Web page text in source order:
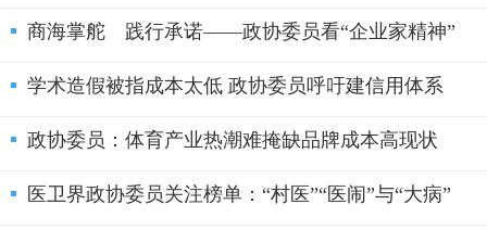
商海掌舵 践行承诺——政协委员看“企业家精神”
学术造假被指成本太低 政协委员呼吁建信用体系
政协委员：体育产业热潮难掩缺品牌成本高现状
医卫界政协委员关注榜单：“村医”“医闹”与“大病”